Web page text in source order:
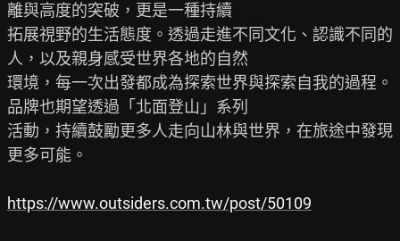
離與高度的突破，更是一種持續
拓展視野的生活態度。透過走進不同文化、認識不同的
人，以及親身感受世界各地的自然
環境，每一次出發都成為探索世界與探索自我的過程。
品牌也期望透過「北面登山」系列
活動，持續鼓勵更多人走向山林與世界，在旅途中發現
更多可能。
https://www.outsiders.com.tw/post/50109